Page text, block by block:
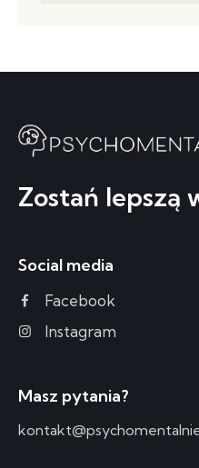
Zostań lepszą
Social media
Facebook
Instagram
Masz pytania?